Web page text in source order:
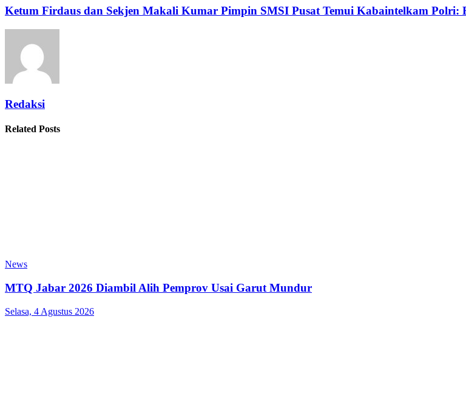
Ketum Firdaus dan Sekjen Makali Kumar Pimpin SMSI Pusat Temui Kabaintelkam Polri:
Redaksi
Related Posts
News
MTQ Jabar 2026 Diambil Alih Pemprov Usai Garut Mundur
Selasa, 4 Agustus 2026